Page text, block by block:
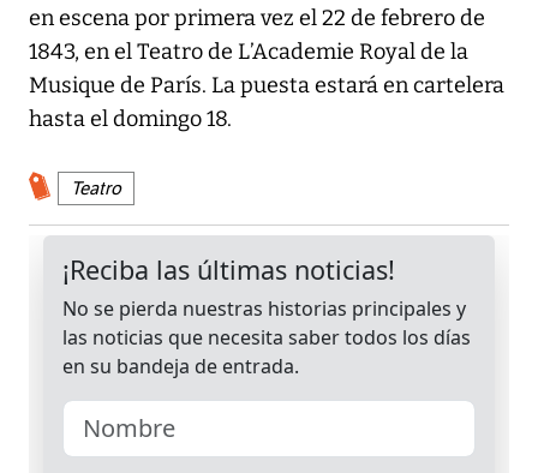
en escena por primera vez el 22 de febrero de
1843, en el Teatro de L’Academie Royal de la
Musique de París. La puesta estará en cartelera
hasta el domingo 18.
Teatro